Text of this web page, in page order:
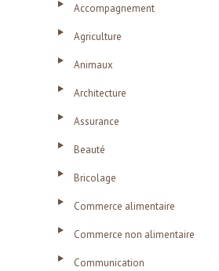
Accompagnement
Agriculture
Animaux
Architecture
Assurance
Beauté
Bricolage
Commerce alimentaire
Commerce non alimentaire
Communication